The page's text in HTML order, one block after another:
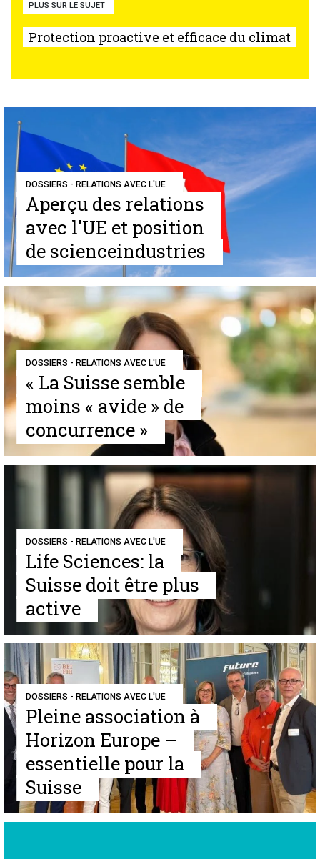
PLUS SUR LE SUJET
Protection proactive et efficace du climat
DOSSIERS - RELATIONS AVEC L'UE
Aperçu des relations
avec l'UE et position
de scienceindustries
DOSSIERS - RELATIONS AVEC L'UE
« La Suisse semble
moins « avide » de
concurrence »
DOSSIERS - RELATIONS AVEC L'UE
Life Sciences: la
Suisse doit être plus
active
DOSSIERS - RELATIONS AVEC L'UE
Pleine association à
Horizon Europe –
essentielle pour la
Suisse